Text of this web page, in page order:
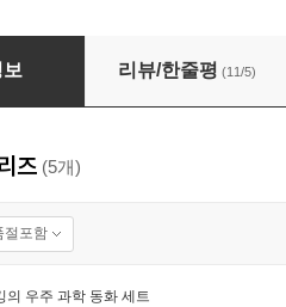
여는 비밀 열쇠 2
리뷰/한줄평 (11/5)
즈 (5개)
절포함
의 우주 과학 동화 세트